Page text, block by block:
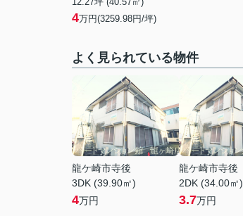
4万円(3259.98円/坪)
よく見られている物件
龍ケ崎市寺後
3DK (39.90㎡)
4万円
龍ケ崎市寺後
2DK (34.00㎡)
3.7万円